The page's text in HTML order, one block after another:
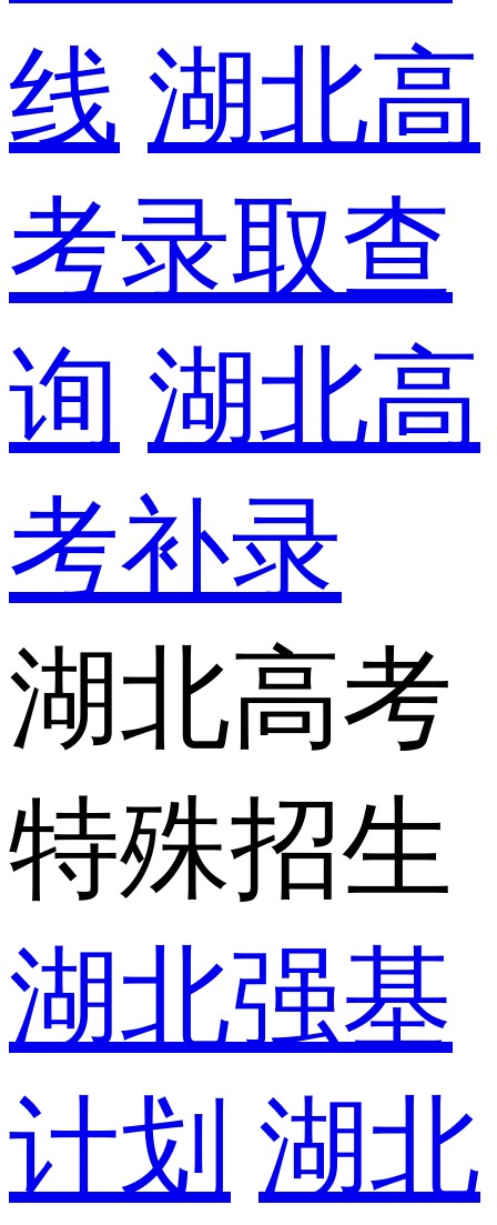
线 湖北高
考录取查
询 湖北高
考补录
湖北高考
特殊招生
湖北强基
计划 湖北